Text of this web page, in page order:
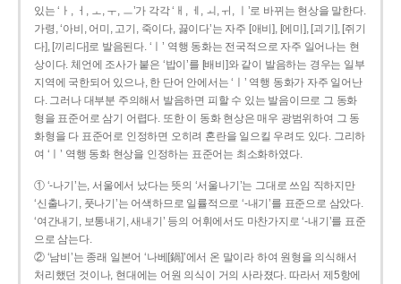
있는 ‘ㅏ, ㅓ, ㅗ, ㅜ, ㅡ’가 각각 ‘ㅐ, ㅔ, ㅚ, ㅟ, ㅣ’로 바뀌는 현상을 말한다.
가령, ‘아비, 어미, 고기, 죽이다, 끓이다’는 자주 [애비], [에미], [괴기], [쥐기
다], [끼리다]로 발음된다. ‘ㅣ’ 역행 동화는 전국적으로 자주 일어나는 현
상이다. 체언에 조사가 붙은 ‘밥이’를 [배비]와 같이 발음하는 경우는 일부
지역에 국한되어 있으나, 한 단어 안에서는 ‘ㅣ’ 역행 동화가 자주 일어난
다. 그러나 대부분 주의해서 발음하면 피할 수 있는 발음이므로 그 동화
형을 표준어로 삼기 어렵다. 또한 이 동화 현상은 매우 광범위하여 그 동
화형을 다 표준어로 인정하면 오히려 혼란을 일으킬 우려도 있다. 그리하
여 ‘ㅣ’ 역행 동화 현상을 인정하는 표준어는 최소화하였다.
① ‘-나기’는, 서울에서 났다는 뜻의 ‘서울나기’는 그대로 쓰임 직하지만
‘신출나기, 풋나기’는 어색하므로 일률적으로 ‘-내기’를 표준으로 삼았다.
‘여간내기, 보통내기, 새내기’ 등의 어휘에서도 마찬가지로 ‘-내기’를 표준
으로 삼는다.
② ‘남비’는 종래 일본어 ‘나베[鍋]’에서 온 말이라 하여 원형을 의식해서
처리했던 것이나, 현대에는 어원 의식이 거의 사라졌다. 따라서 제5항에